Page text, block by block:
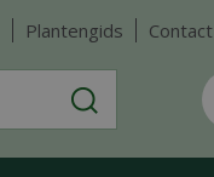
Plantengids Contact